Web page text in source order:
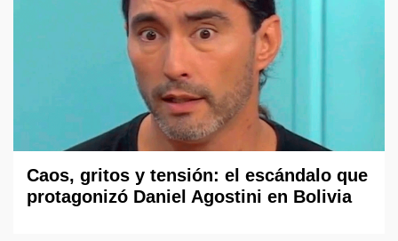
Caos, gritos y tensión: el escándalo que
protagonizó Daniel Agostini en Bolivia